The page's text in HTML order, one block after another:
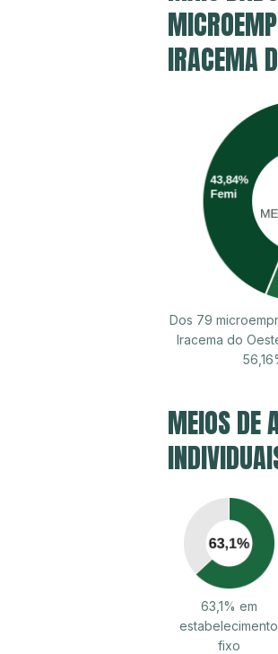
IRACEMA
Dos 79
Iracema do
MEIOS DE
63,1% em
estabelecimento
fixo